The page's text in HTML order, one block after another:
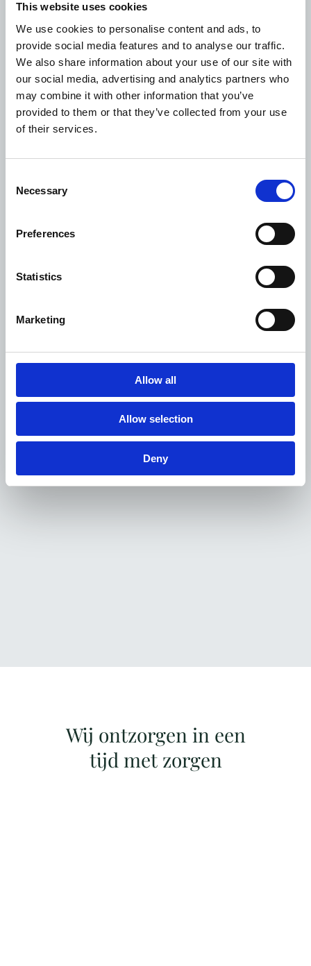
This website uses cookies
We use cookies to personalise content and ads, to
provide social media features and to analyse our traffic.
We also share information about your use of our site with
our social media, advertising and analytics partners who
may combine it with other information that you’ve
provided to them or that they’ve collected from your use
of their services.
Selection
Necessary
Preferences
Statistics
Marketing
Allow all
Allow selection
Deny
Hoeveel kost een
crematie of begrafenis
Wij ontzorgen in een
tijd met zorgen